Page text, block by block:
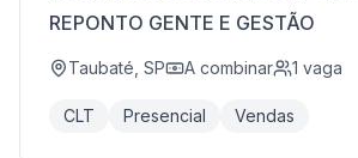
REPONTO GENTE E GESTÃO
Taubaté, SP A combinar 1 vaga
CLT Presencial Vendas